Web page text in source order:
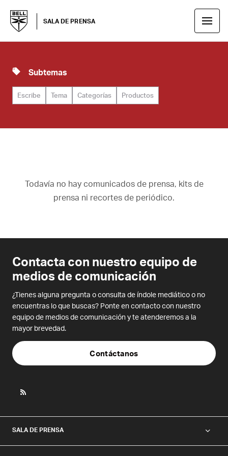
SALA DE PRENSA
Subtemas
Escribe Tema Categorías Productos
Todavía no hay comunicados de prensa, kits de
prensa ni recortes de periódico.
Contacta con nuestro equipo de
medios de comunicación
¿Tienes alguna pregunta o consulta de índole mediático o no
encuentras lo que buscas? Ponte en contacto con nuestro
equipo de medios de comunicación y te atenderemos a la
mayor brevedad.
Contáctanos
SALA DE PRENSA